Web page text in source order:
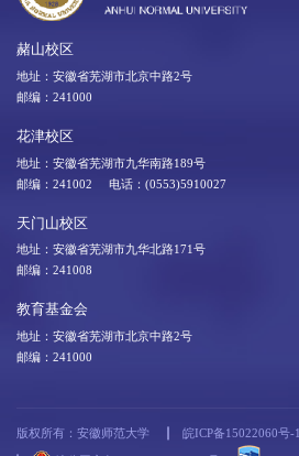
赭山校区
地址：安徽省芜湖市北京中路2号
邮编：241000
花津校区
地址：安徽省芜湖市九华南路189号
邮编：241002 电话：(0553)5910027
天门山校区
地址：安徽省芜湖市九华北路171号
邮编：241008
教育基金会
地址：安徽省芜湖市北京中路2号
邮编：241000
版权所有：安徽师范大学 皖ICP备15022060号-1